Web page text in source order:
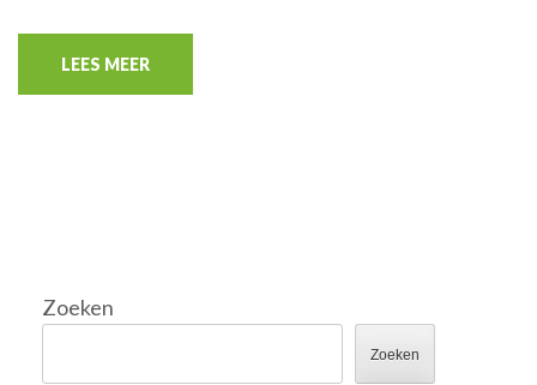
LEES MEER
Zoeken
Zoeken